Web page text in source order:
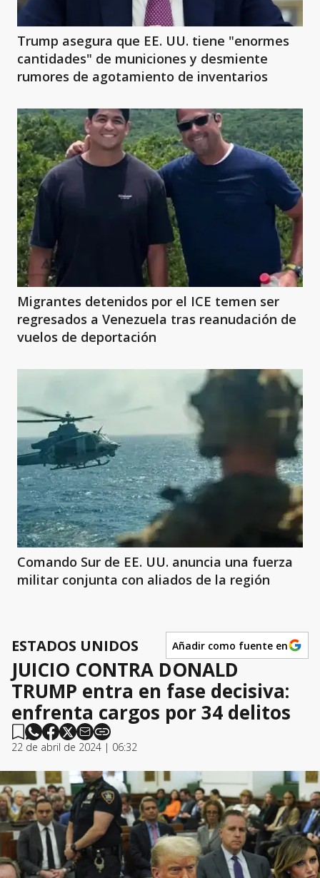
Trump asegura que EE. UU. tiene "enormes
cantidades" de municiones y desmiente
rumores de agotamiento de inventarios
Migrantes detenidos por el ICE temen ser
regresados a Venezuela tras reanudación de
vuelos de deportación
Comando Sur de EE. UU. anuncia una fuerza
militar conjunta con aliados de la región
ESTADOS UNIDOS Añadir como fuente en
JUICIO CONTRA DONALD
TRUMP entra en fase decisiva:
enfrenta cargos por 34 delitos
22 de abril de 2024 | 06:32